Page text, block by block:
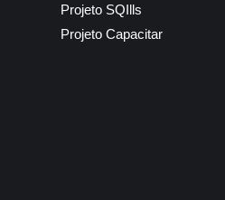
Projeto SQIlls
Projeto Capacitar